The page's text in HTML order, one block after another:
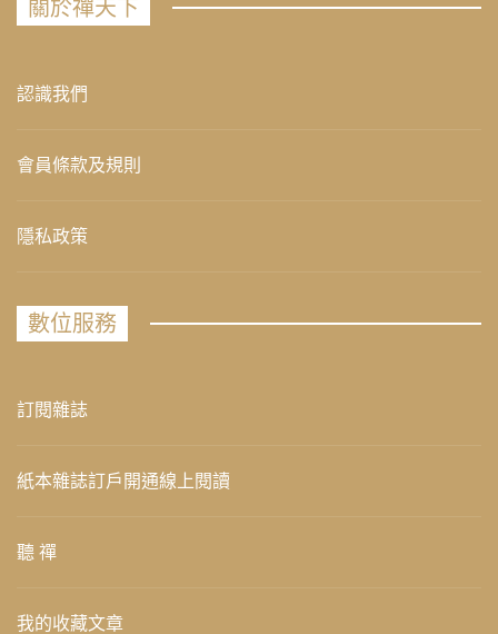
關於禪天下
認識我們
會員條款及規則
隱私政策
數位服務
訂閱雜誌
紙本雜誌訂戶開通線上閱讀
聽 禪
我的收藏文章